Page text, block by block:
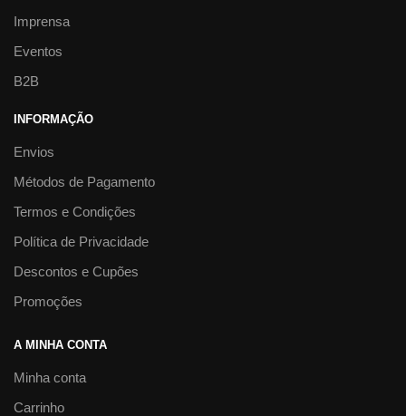
Imprensa
Eventos
B2B
INFORMAÇÃO
Envios
Métodos de Pagamento
Termos e Condições
Política de Privacidade
Descontos e Cupões
Promoções
A MINHA CONTA
Minha conta
Carrinho